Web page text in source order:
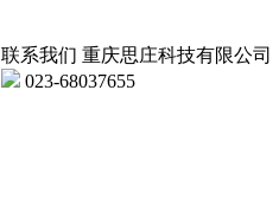
联系我们 重庆思庄科技有限公司
023-68037655